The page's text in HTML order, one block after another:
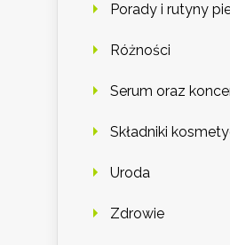
Porady i rutyny
Różności
Serum oraz
Składniki
Uroda
Zdrowie